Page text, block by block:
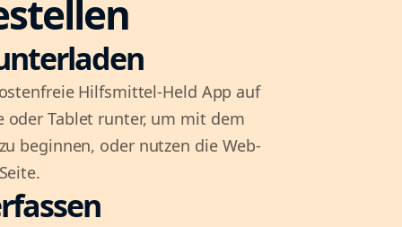
Hilfsmittel-Held App auf
oder Tablet runter, um mit dem
beginnen, oder nutzen die Web-